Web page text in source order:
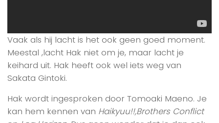
Vaak als hij lacht is het ook geen goed moment.
Meestal ,lacht Hak niet om je, maar lacht je
keihard uit. Hak heeft ook wel iets weg van
Sakata Gintoki.
Hak wordt ingesproken door Tomoaki Maeno. Je
kan hem kennen van Haikyuu!!,Brothers Conflict